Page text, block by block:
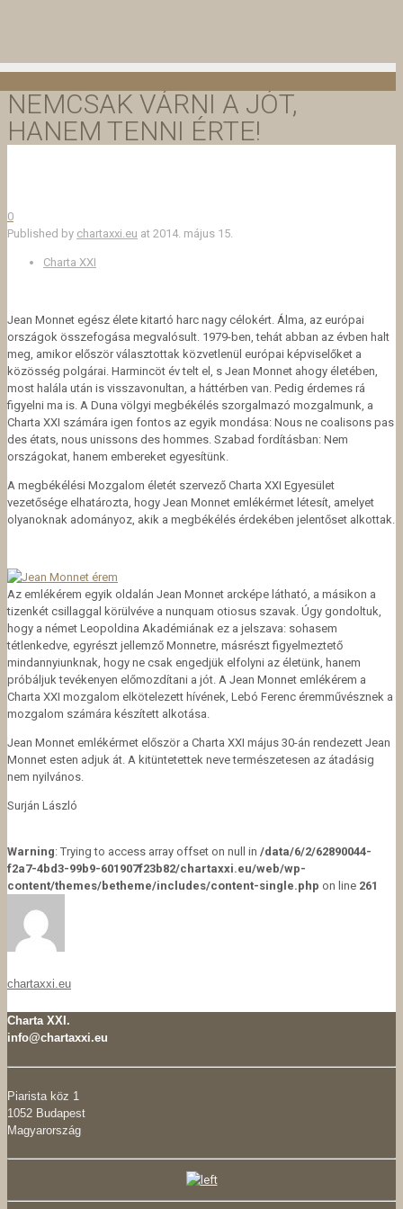
NEMCSAK VÁRNI A JÓT,
HANEM TENNI ÉRTE!
0
Published by chartaxxi.eu at 2014. május 15.
Charta XXI
Jean Monnet egész élete kitartó harc nagy célokért. Álma, az európai
országok összefogása megvalósult. 1979-ben, tehát abban az évben halt
meg, amikor először választottak közvetlenül európai képviselőket a
közösség polgárai. Harmincöt év telt el, s Jean Monnet ahogy életében,
most halála után is visszavonultan, a háttérben van. Pedig érdemes rá
figyelni ma is. A Duna völgyi megbékélés szorgalmazó mozgalmunk, a
Charta XXI számára igen fontos az egyik mondása: Nous ne coalisons pas
des états, nous unissons des hommes. Szabad fordításban: Nem
országokat, hanem embereket egyesítünk.
A megbékélési Mozgalom életét szervező Charta XXI Egyesület
vezetősége elhatározta, hogy Jean Monnet emlékérmet létesít, amelyet
olyanoknak adományoz, akik a megbékélés érdekében jelentőset alkottak.
Az emlékérem egyik oldalán Jean Monnet arcképe látható, a másikon a
tizenkét csillaggal körülvéve a nunquam otiosus szavak. Úgy gondoltuk,
hogy a német Leopoldina Akadémiának ez a jelszava: sohasem
tétlenkedve, egyrészt jellemző Monnetre, másrészt figyelmeztető
mindannyiunknak, hogy ne csak engedjük elfolyni az életünk, hanem
próbáljuk tevékenyen előmozdítani a jót. A Jean Monnet emlékérem a
Charta XXI mozgalom elkötelezett hívének, Lebó Ferenc éremművésznek a
mozgalom számára készített alkotása.
Jean Monnet emlékérmet először a Charta XXI május 30-án rendezett Jean
Monnet esten adjuk át. A kitüntetettek neve természetesen az átadásig
nem nyilvános.
Surján László
Warning: Trying to access array offset on null in /data/6/2/62890044-
f2a7-4bd3-99b9-601907f23b82/chartaxxi.eu/web/wp-
content/themes/betheme/includes/content-single.php on line 261
chartaxxi.eu
Charta XXI.
info@chartaxxi.eu
Piarista köz 1
1052 Budapest
Magyarország